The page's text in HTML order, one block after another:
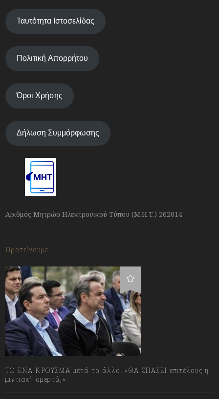
Ταυτότητα Ιστοσελίδας
Πολιτική Απορρήτου
Όροι Χρήσης
Δήλωση Συμμόρφωσης
Αριθμός Μητρώο Ηλεκτρονικού Τύπου (Μ.Η.Τ.) 262014
Προτείνουμε
ΤΟ ΕΝΑ ΚΡΟΥΣΜΑ μετά το άλλο! «ΘΑ ΣΠΑΣΕΙ επιτέλους η
μιντιακή ομερτά;»